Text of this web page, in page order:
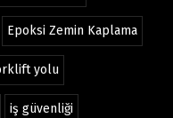
Epoksi Zemin Kaplama
yolu
iş güvenliği